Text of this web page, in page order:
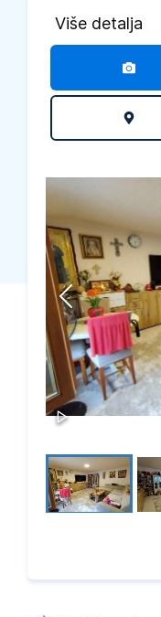
Više detalja